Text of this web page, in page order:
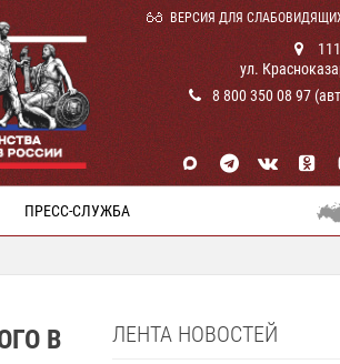
ВЕРСИЯ ДЛЯ
ул.
8 800 350 08 97
ПРЕСС-СЛУЖБА
В
ЛЕНТА НОВОСТЕЙ